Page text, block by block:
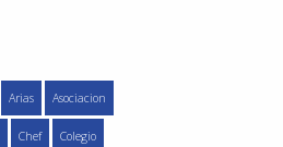
Arias Asociacion
Chef Colegio